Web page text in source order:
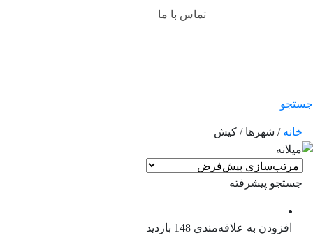
تماس با ما
جستجو
خانه / شهرها / کیش
جستجو پیشرفته
افزودن به علاقه‌مندی 148 بازدید